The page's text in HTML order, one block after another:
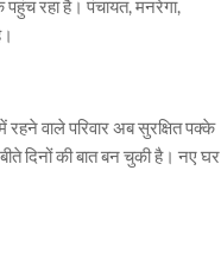
रहा है। पंचायत, मनरेगा,
वाले परिवार अब सुरक्षित पक्के
दिनों की बात बन चुकी है। नए घर